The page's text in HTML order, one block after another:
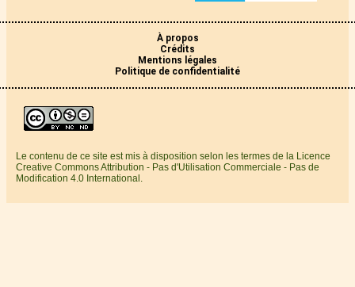
À propos
Crédits
Mentions légales
Politique de confidentialité
Le contenu de ce site est mis à disposition selon les termes de la Licence
Creative Commons Attribution - Pas d'Utilisation Commerciale - Pas de
Modification 4.0 International.